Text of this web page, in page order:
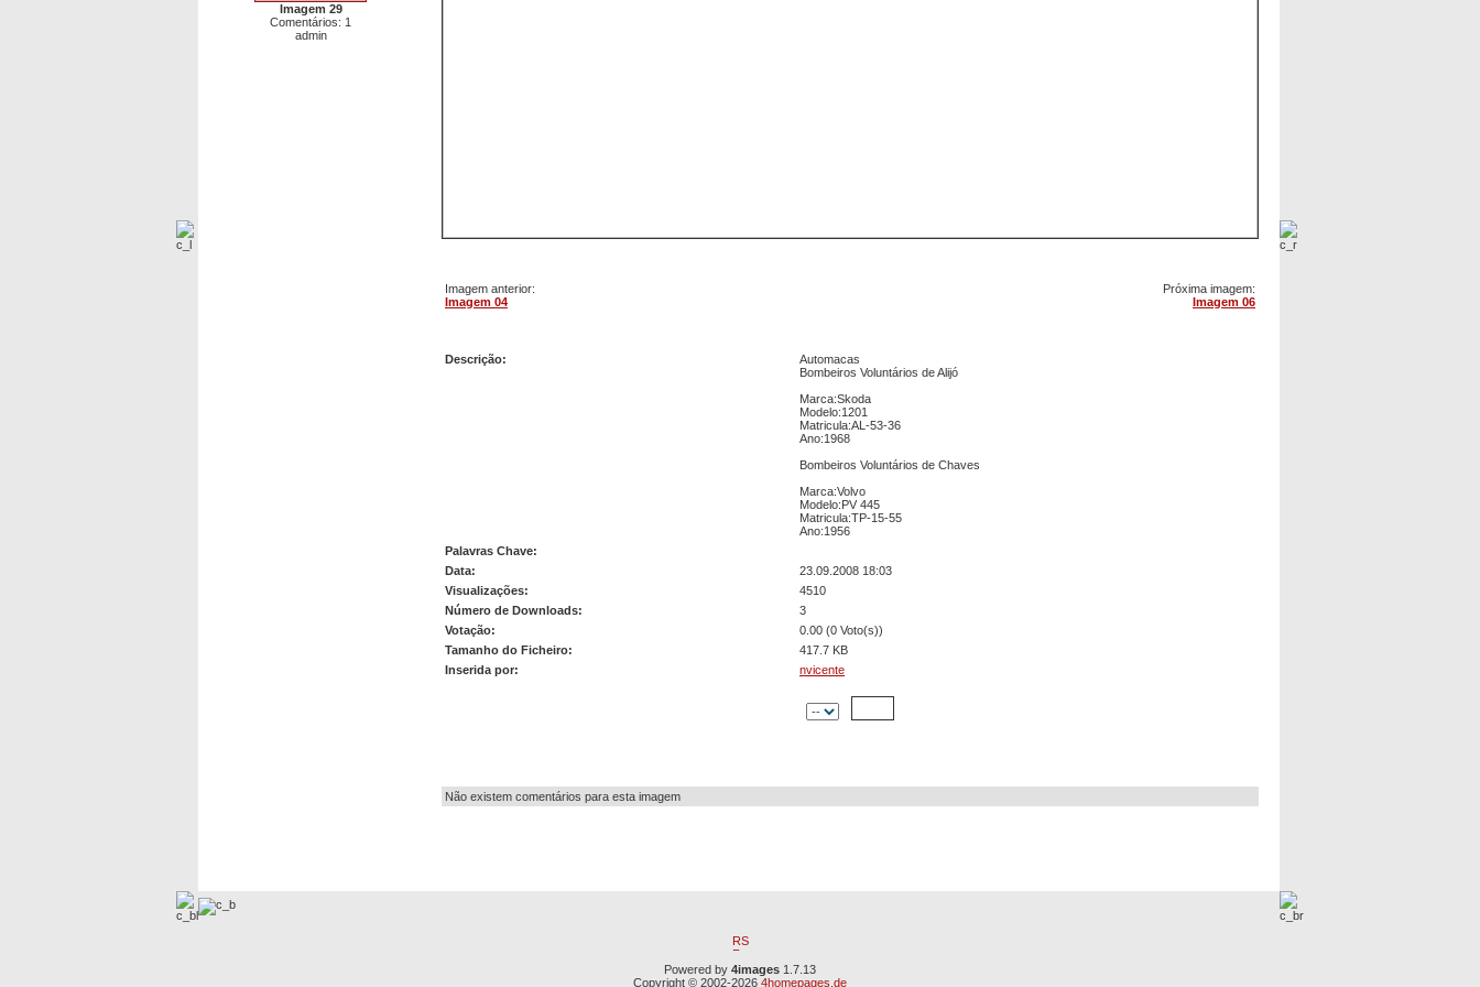
Imagem 29
Comentários: 1
admin
Imagem anterior:
Imagem 04
Próxima imagem:
Imagem 06
Descrição:
Automacas
Bombeiros Voluntários de Alijó
Marca:Skoda
Modelo:1201
Matricula:AL-53-36
Ano:1968
Bombeiros Voluntários de Chaves
Marca:Volvo
Modelo:PV 445
Matricula:TP-15-55
Ano:1956
Palavras Chave:
Data:
23.09.2008 18:03
Visualizações:
4510
Número de Downloads:
3
Votação:
0.00 (0 Voto(s))
Tamanho do Ficheiro:
417.7 KB
Inserida por:
nvicente
Não existem comentários para esta imagem
Powered by 4images 1.7.13
Copyright © 2002-2026 4homepages.de